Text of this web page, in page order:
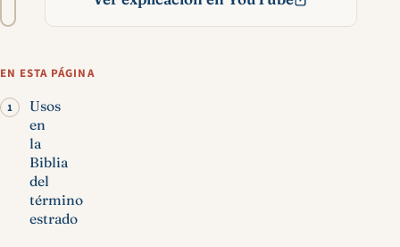
EN ESTA PÁGINA
Usos
en
la
Biblia
del
término
estrado